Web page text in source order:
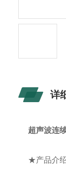
详
超声波连
★产品介